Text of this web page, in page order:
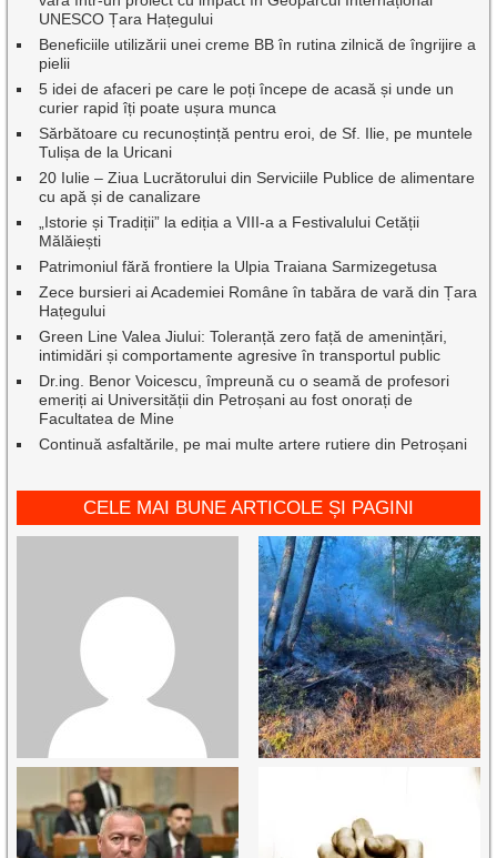
UNESCO Țara Hațegului
Beneficiile utilizării unei creme BB în rutina zilnică de îngrijire a
pielii
5 idei de afaceri pe care le poți începe de acasă și unde un
curier rapid îți poate ușura munca
Sărbătoare cu recunoștință pentru eroi, de Sf. Ilie, pe muntele
Tulișa de la Uricani
20 Iulie – Ziua Lucrătorului din Serviciile Publice de alimentare
cu apă și de canalizare
„Istorie și Tradiții” la ediția a VIII-a a Festivalului Cetății
Mălăiești
Patrimoniul fără frontiere la Ulpia Traiana Sarmizegetusa
Zece bursieri ai Academiei Române în tabăra de vară din Țara
Hațegului
Green Line Valea Jiului: Toleranță zero față de amenințări,
intimidări și comportamente agresive în transportul public
Dr.ing. Benor Voicescu, împreună cu o seamă de profesori
emeriți ai Universității din Petroșani au fost onorați de
Facultatea de Mine
Continuă asfaltările, pe mai multe artere rutiere din Petroșani
CELE MAI BUNE ARTICOLE ȘI PAGINI